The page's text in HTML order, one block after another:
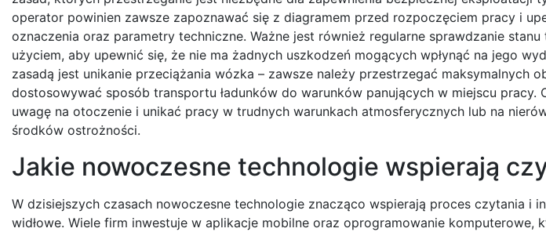
operator powinien zawsze zapoznawać się z diagramem przed rozpoczęciem pracy i
oznaczenia oraz parametry techniczne. Ważne jest również regularne sprawdzanie
użyciem, aby upewnić się, że nie ma żadnych uszkodzeń mogących wpłynąć na jego
zasadą jest unikanie przeciążania wózka – zawsze należy przestrzegać maksymalnych
dostosowywać sposób transportu ładunków do warunków panujących w miejscu pracy.
uwagę na otoczenie i unikać pracy w trudnych warunkach atmosferycznych lub na
środków ostrożności.
Jakie nowoczesne technologie wspierają
W dzisiejszych czasach nowoczesne technologie znacząco wspierają proces czytania i
widłowe. Wiele firm inwestuje w aplikacje mobilne oraz oprogramowanie komputerowe,